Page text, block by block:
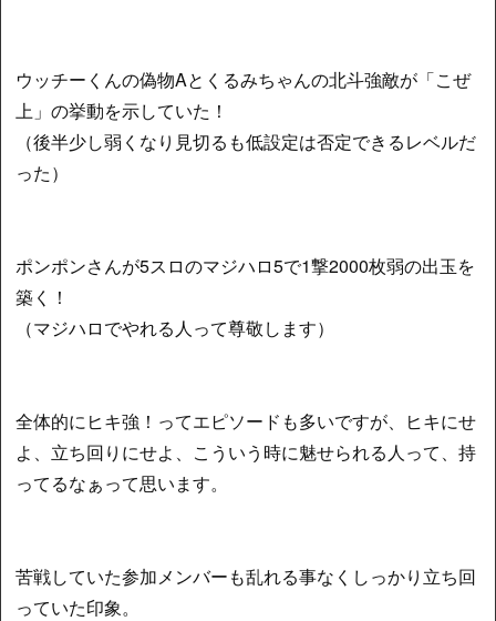
ウッチーくんの偽物Aとくるみちゃんの北斗強敵が「こぜ
上」の挙動を示していた！
（後半少し弱くなり見切るも低設定は否定できるレベルだ
った）
ポンポンさんが5スロのマジハロ5で1撃2000枚弱の出玉を
築く！
（マジハロでやれる人って尊敬します）
全体的にヒキ強！ってエピソードも多いですが、ヒキにせ
よ、立ち回りにせよ、こういう時に魅せられる人って、持
ってるなぁって思います。
苦戦していた参加メンバーも乱れる事なくしっかり立ち回
っていた印象。